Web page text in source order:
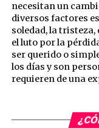
necesitan un
diversos factores
soledad, la tristeza,
el luto por la
ser querido o
los días y son
requieren de una